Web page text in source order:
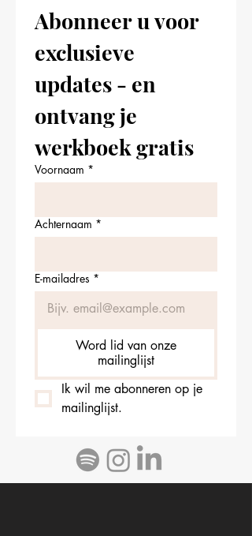
Abonneer u voor
exclusieve
updates - en
ontvang je
werkboek gratis
Voornaam *
Achternaam *
E-mailadres *
Word lid van onze
mailinglijst
Ik wil me abonneren op je
mailinglijst.